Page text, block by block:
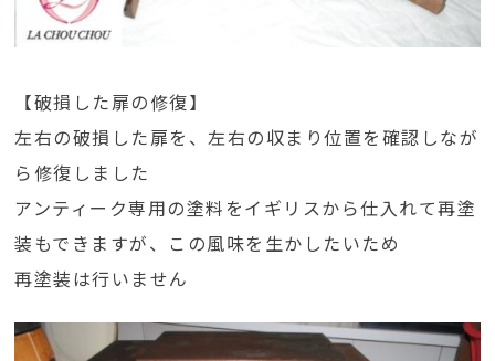
【破損した扉の修復】
左右の破損した扉を、左右の収まり位置を確認しなが
ら修復しました
アンティーク専用の塗料をイギリスから仕入れて再塗
装もできますが、この風味を生かしたいため
再塗装は行いません